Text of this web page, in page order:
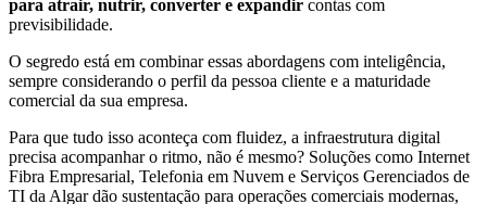
para atrair, nutrir, converter e expandir contas com
previsibilidade.
O segredo está em combinar essas abordagens com inteligência,
sempre considerando o perfil da pessoa cliente e a maturidade
comercial da sua empresa.
Para que tudo isso aconteça com fluidez, a infraestrutura digital
precisa acompanhar o ritmo, não é mesmo? Soluções como Internet
Fibra Empresarial, Telefonia em Nuvem e Serviços Gerenciados de
TI da Algar dão sustentação para operações comerciais modernas,